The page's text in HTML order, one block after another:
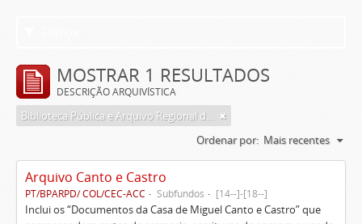
MOSTRAR 1 RESULTADOS
DESCRIÇÃO ARQUIVÍSTICA
Biblioteca Pública e Arquivo Regional de Ponta Delgada
Ordenar por: Mais recentes
Arquivo Canto e Castro
PT/BPARPD/ COL/CEC-ACC Subfundos [14--]-[18--]
Inclui os “Documentos da Casa de Miguel Canto e Castro” que